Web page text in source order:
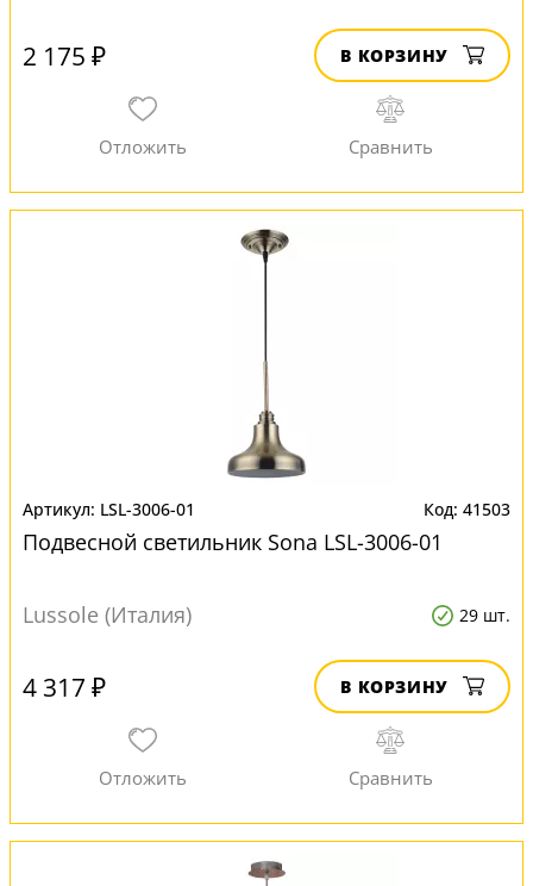
2 175 ₽ В КОРЗИНУ
LSL-3006-01 41503
Подвесной светильник Sona LSL-3006-01
Lussole (Италия) 29 шт.
4 317 ₽ В КОРЗИНУ